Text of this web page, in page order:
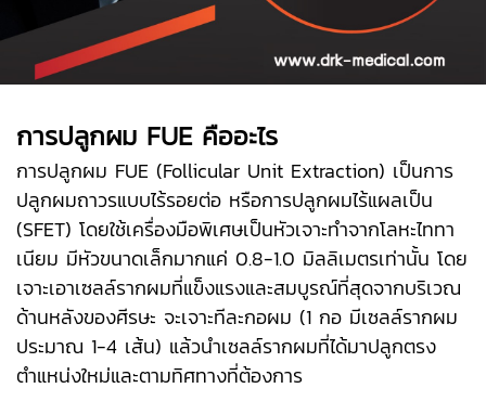
การปลูกผม FUE คืออะไร
การปลูกผม FUE (Follicular Unit Extraction) เป็นการ
ปลูกผมถาวรแบบไร้รอยต่อ หรือการปลูกผมไร้แผลเป็น
(SFET) โดยใช้เครื่องมือพิเศษเป็นหัวเจาะทำจากโลหะไททา
เนียม มีหัวขนาดเล็กมากแค่ 0.8-1.0 มิลลิเมตรเท่านั้น โดย
เจาะเอาเซลล์รากผมที่แข็งแรงและสมบูรณ์ที่สุดจากบริเวณ
ด้านหลังของศีรษะ จะเจาะทีละกอผม (1 กอ มีเซลล์รากผม
ประมาณ 1-4 เส้น) แล้วนำเซลล์รากผมที่ได้มาปลูกตรง
ตำแหน่งใหม่และตามทิศทางที่ต้องการ